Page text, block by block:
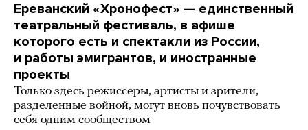
Ереванский «Хронофест» — единственный
театральный фестиваль, в афише
которого есть и спектакли из России,
и работы эмигрантов, и иностранные
проекты
Только здесь режиссеры, артисты и зрители,
разделенные войной, могут вновь почувствовать
себя одним сообществом